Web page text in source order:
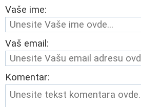
Vaše ime:
Vaš email:
Komentar: